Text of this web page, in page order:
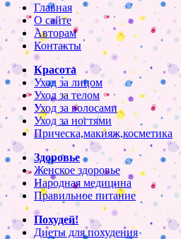
Главная
О сайте
Авторам
Контакты
Красота
Уход за лицом
Уход за телом
Уход за волосами
Уход за ногтями
Прическа,макияж,косметика
Здоровье
Женское здоровье
Народная медицина
Правильное питание
Похудей!
Диеты для похудения